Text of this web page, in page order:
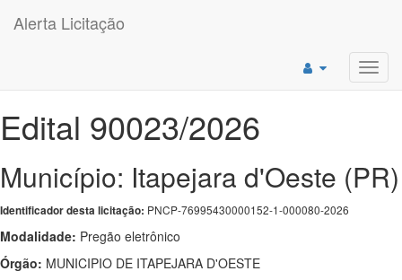
Alerta Licitação
Edital 90023/2026
Município: Itapejara d'Oeste (PR)
Identificador desta licitação: PNCP-76995430000152-1-000080-2026
Modalidade: Pregão eletrônico
Órgão: MUNICIPIO DE ITAPEJARA D'OESTE